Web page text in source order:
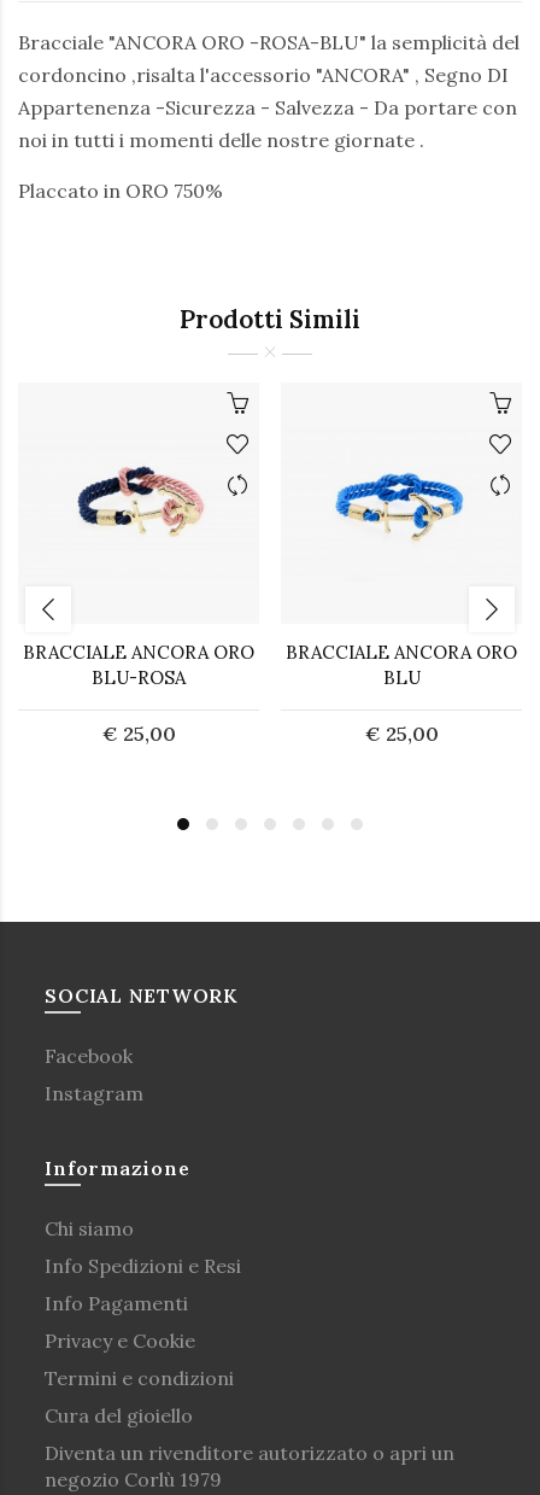
Bracciale "ANCORA ORO -ROSA-BLU" la semplicità del
cordoncino ,risalta l'accessorio "ANCORA" , Segno DI
Appartenenza -Sicurezza - Salvezza - Da portare con
noi in tutti i momenti delle nostre giornate .
Placcato in ORO 750%
Prodotti Simili
BRACCIALE ANCORA ORO
BLU-ROSA
€ 25,00
BRACCIALE ANCORA ORO
BLU
€ 25,00
SOCIAL NETWORK
Facebook
Instagram
Informazione
Chi siamo
Info Spedizioni e Resi
Info Pagamenti
Privacy e Cookie
Termini e condizioni
Cura del gioiello
Diventa un rivenditore autorizzato o apri un
negozio Corlù 1979